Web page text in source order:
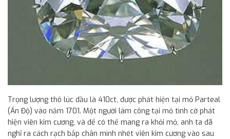
Trọng lượng thô lúc đầu là 410ct, được phát hiện tại mỏ Parteal
(Ấn Độ) vào năm 1701. Một người làm công tại mỏ tình cờ phát
hiện viên kim cương, và để có thể mang ra khỏi mỏ, anh ta đã
nghĩ ra cách rạch bắp chân mình nhét viên kim cương vào sau